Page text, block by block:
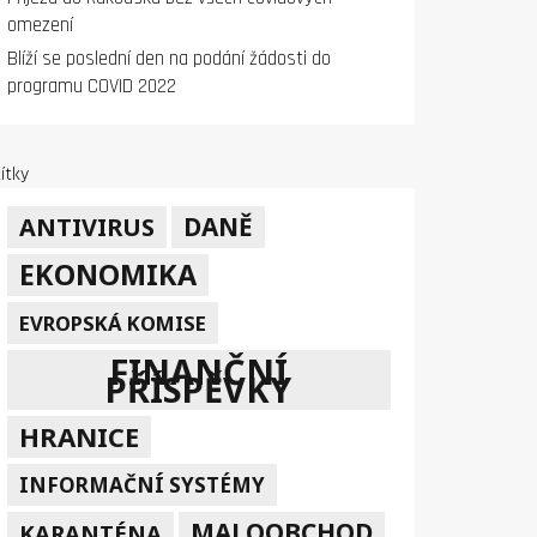
omezení
Blíží se poslední den na podání žádosti do
programu COVID 2022
ANTIVIRUS DANĚ
EKONOMIKA
EVROPSKÁ KOMISE
FINANČNÍ
PŘÍSPĚVKY
HRANICE
INFORMAČNÍ SYSTÉMY